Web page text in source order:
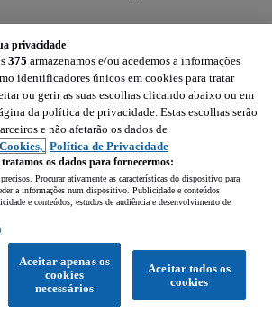
Ildefonso, Sé, Miragaia, São Nicolau e Vitória (Porto)
o topo
privacidade
375 armazenamos e/ou acedemos a informações
identificadores únicos em cookies para tratar
ou gerir as suas escolhas clicando abaixo ou em
da política de privacidade. Estas escolhas serão
e não afetarão os dados de
Política de Privacidade
tratamos os dados para fornecermos:
Procurar ativamente as características do dispositivo para
a informações num dispositivo. Publicidade e conteúdos
e conteúdos, estudos de audiência e desenvolvimento de
Aceitar todos os
cookies
Aceitar apenas os
cookies
necessários